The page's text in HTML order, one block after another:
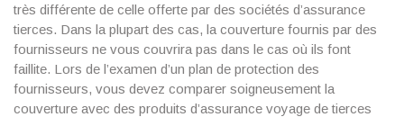
très différente de celle offerte par des sociétés d’assurance
tierces. Dans la plupart des cas, la couverture fournis par des
fournisseurs ne vous couvrira pas dans le cas où ils font
faillite. Lors de l’examen d’un plan de protection des
fournisseurs, vous devez comparer soigneusement la
couverture avec des produits d’assurance voyage de tierces